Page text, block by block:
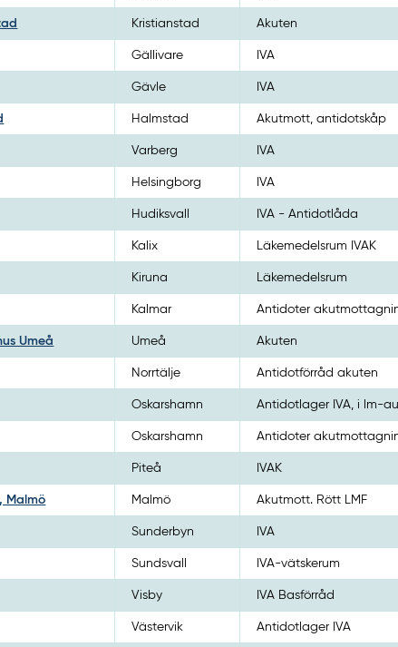
Kristianstad Akuten
Gällivare IVA
Gävle IVA
Halmstad Akutmott, antidotskåp
Varberg IVA
Helsingborg IVA
Hudiksvall IVA - Antidotlåda
Kalix Läkemedelsrum IVAK
Kiruna Läkemedelsrum
Kalmar Antidoter
Umeå Umeå Akuten
Norrtälje Antidotförråd akuten
Oskarshamn Antidotlager IVA, i lm-
Oskarshamn Antidoter
Piteå IVAK
Malmö Malmö Akutmott. Rött LMF
Sunderbyn IVA
Sundsvall IVA-vätskerum
Visby IVA Basförråd
Västervik Antidotlager IVA